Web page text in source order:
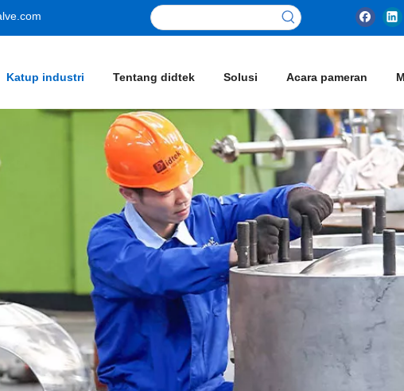
Katup industri Tentang didtek Solusi Acara pameran